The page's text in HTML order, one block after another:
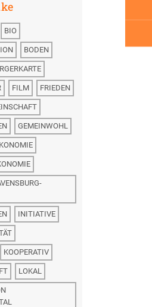
BIO
BODEN
FILM FRIEDEN
GEMEINWOHL
INITIATIVE
KOOPERATIV
LOKAL